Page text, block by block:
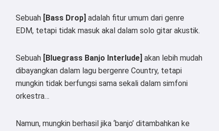
Sebuah [Bass Drop] adalah fitur umum dari genre
EDM, tetapi tidak masuk akal dalam solo gitar akustik.
Sebuah [Bluegrass Banjo Interlude] akan lebih mudah
dibayangkan dalam lagu bergenre Country, tetapi
mungkin tidak berfungsi sama sekali dalam simfoni
orkestra…
Namun, mungkin berhasil jika ‘banjo’ ditambahkan ke
Kebijakan Privasi,
Kebijakan Pengembalian Dana